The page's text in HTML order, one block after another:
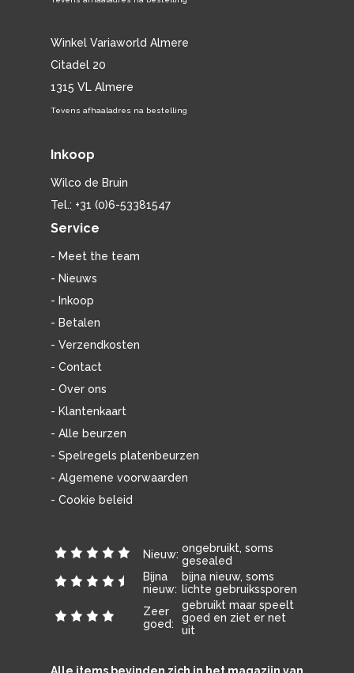
Winkel Variaworld Almere
Citadel 20
1315 VL Almere
Tevens afhaaladres na bestelling
Inkoop
Wilco de Bruin
Tel.: +31 (0)6-53381547
Service
- Meet the team
- Nieuws
- Inkoop
- Betalen
- Verzendkosten
- Contact
- Over ons
- Klantenkaart
- Alle beurzen
- Spelregels platenbeurzen
- Algemene voorwaarden
- Cookie beleid
Nieuw: ongebruikt, soms
gesealed
Bijna
nieuw:
bijna nieuw, soms
lichte gebruikssporen
Zeer
goed:
gebruikt maar speelt
goed en ziet er net
uit